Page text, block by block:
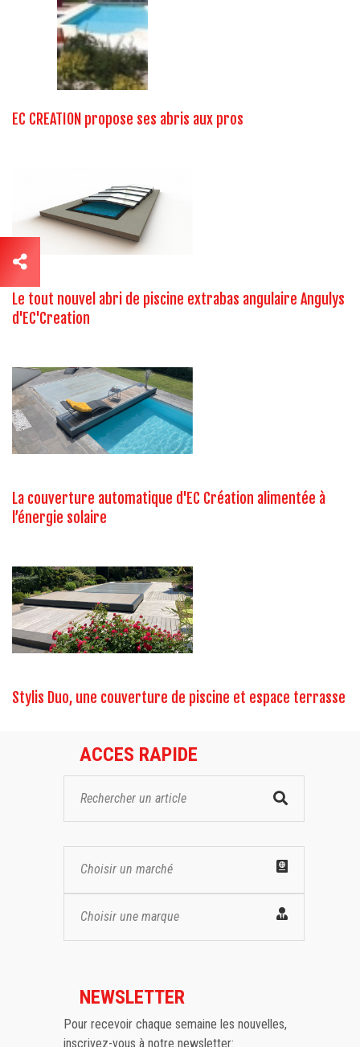
EC CREATION propose ses abris aux pros
Le tout nouvel abri de piscine extrabas angulaire Angulys
d'EC'Creation
La couverture automatique d'EC Création alimentée à
l’énergie solaire
Stylis Duo, une couverture de piscine et espace terrasse
ACCES RAPIDE
Choisir un marché
Choisir une marque
NEWSLETTER
Pour recevoir chaque semaine les nouvelles,
inscrivez-vous à notre newsletter: